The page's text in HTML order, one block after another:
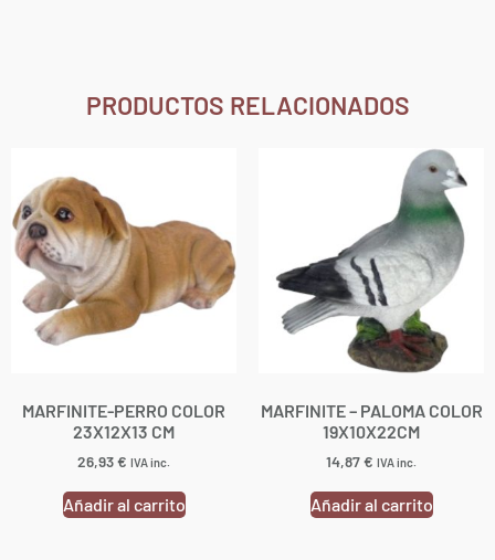
PRODUCTOS RELACIONADOS
MARFINITE-PERRO COLOR
23X12X13 CM
26,93€ IVA inc.
Añadir al carrito
MARFINITE – PALOMA COLOR
19X10X22CM
14,87€ IVA inc.
Añadir al carrito